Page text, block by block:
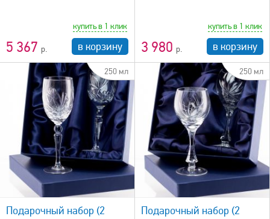
5 367
купить в 1 клик
в корзину 3 980
купить в 1 клик
в корзину
250 мл
Подарочный набор (2
250 мл
быстрый просмотр
Подарочный набор (2